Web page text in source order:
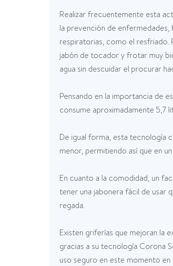
Realizar frecuentemente esta
la prevención de enfermedades,
respiratorias, como el resfriado.
jabón de tocador y frotar muy
agua sin descuidar el procurar
Pensando en la importancia de
consume aproximadamente 5,7
De igual forma, esta tecnología
menor, permitiendo así que en
En cuanto a la comodidad, un
tener una jabonera fácil de usar
regada.
Existen griferías que mejoran la
gracias a su tecnología Corona
uso seguro en este momento